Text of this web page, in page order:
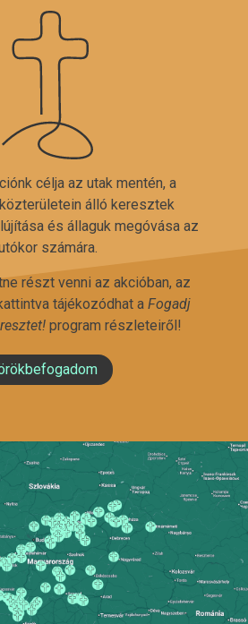
célja az utak mentén, a
álló keresztek
és állaguk megóvása az
számára.
részt venni az akcióban, az
tájékozódhat a Fogadj
program részleteiről!